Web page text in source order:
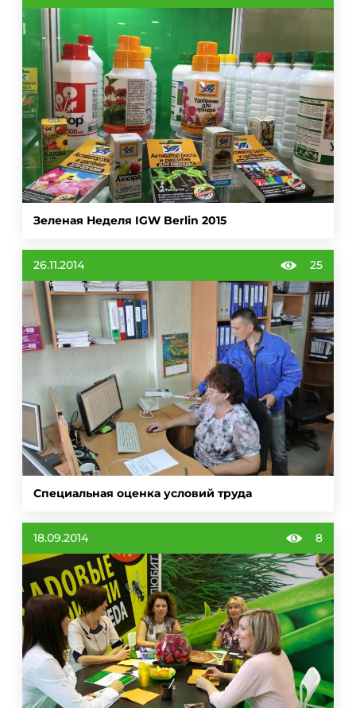
Зеленая Неделя IGW Berlin 2015
26.11.2014 25
Специальная оценка условий труда
18.09.2014 8